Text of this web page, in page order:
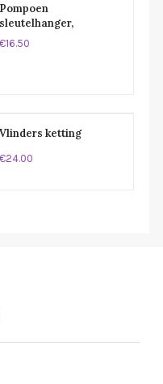
Pompoen
sleutelhanger,
halloween
€16.50
Vlinders ketting
€24.00